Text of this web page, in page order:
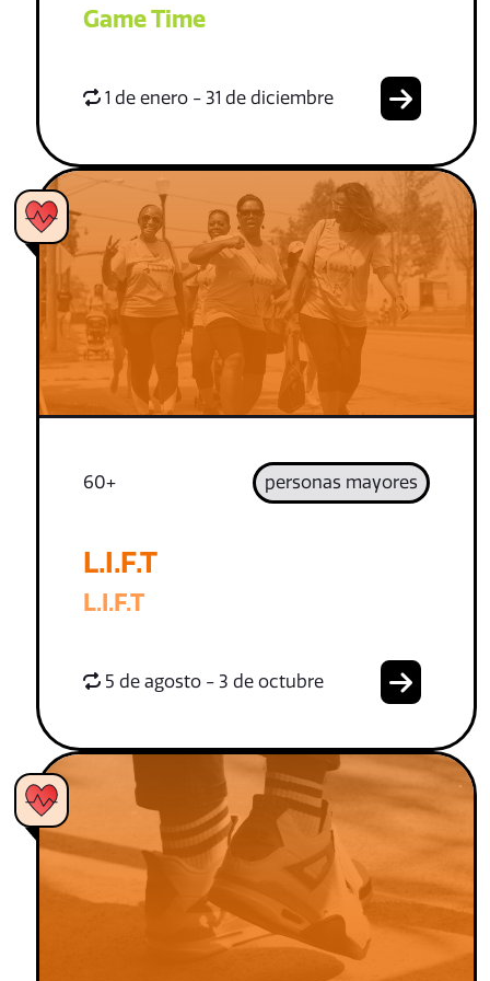
Game Time
1 de enero - 31 de diciembre
60+ personas mayores
L.I.F.T
L.I.F.T
5 de agosto - 3 de octubre